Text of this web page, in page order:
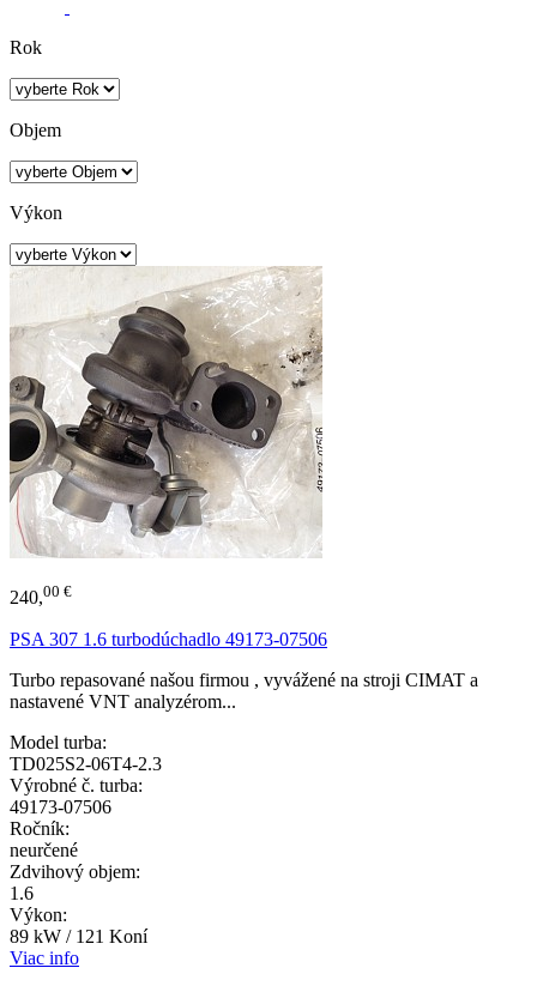
Rok
Objem
Výkon
240,00 €
PSA 307 1.6 turbodúchadlo 49173-07506
Turbo repasované našou firmou , vyvážené na stroji CIMAT a
nastavené VNT analyzérom...
Model turba:
TD025S2-06T4-2.3
Výrobné č. turba:
49173-07506
Ročník:
neurčené
Zdvihový objem:
1.6
Výkon:
89 kW / 121 Koní
Viac info